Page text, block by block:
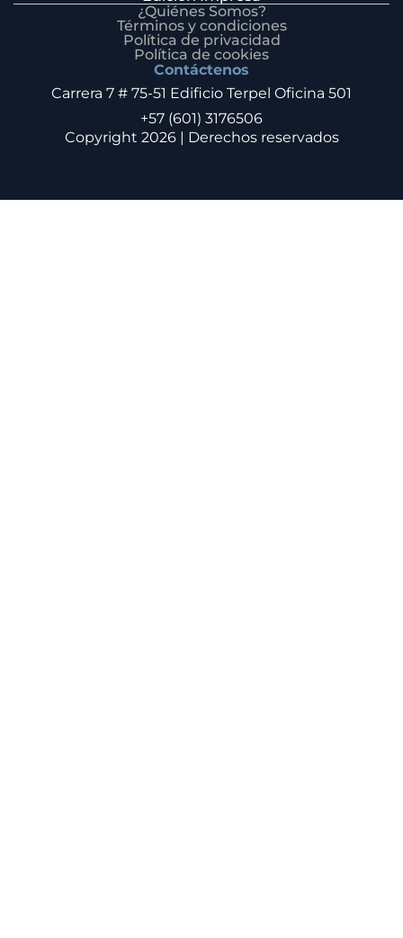
¿Quiénes Somos?
Términos y condiciones
Política de privacidad
Política de cookies
Contáctenos
Carrera 7 # 75-51 Edificio Terpel Oficina 501
+57 (601) 3176506
Copyright 2026 | Derechos reservados